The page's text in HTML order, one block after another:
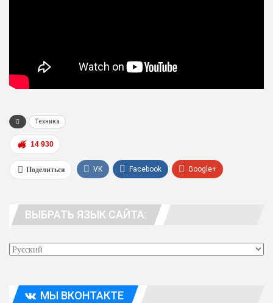
Техника
14 930
Поделиться VK Facebook Google+
Эл. адрес
ВЫБРАТЬ ЯЗЫК САЙТА:
МЫ ВКОНТАКТЕ